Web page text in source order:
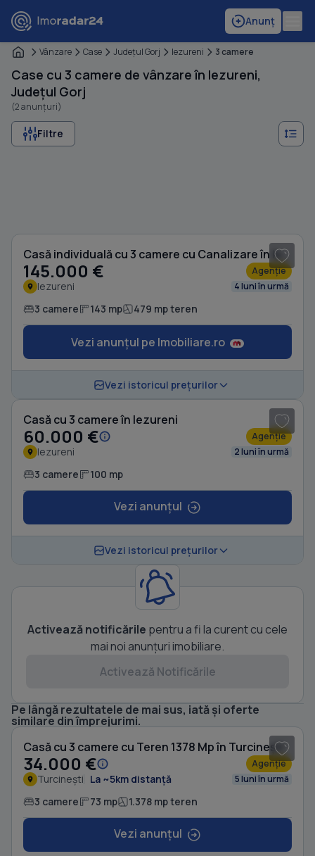
Anunț
Vânzare Case Judeţul Gorj Iezureni 3 camere
Case cu 3 camere de vânzare în Iezureni,
Județul Gorj
(2 anunțuri)
Filtre
Casă individuală cu 3 camere cu Canalizare în Iezureni
145.000 € Agenție
Iezureni 4 luni în urmă
3 camere 143 mp 479 mp teren
Vezi anunțul pe Imobiliare.ro
Vezi istoricul prețurilor
Casă cu 3 camere în Iezureni
60.000 € Agenție
Iezureni 2 luni în urmă
3 camere 100 mp
Vezi anunțul
Vezi istoricul prețurilor
Activează notificările pentru a fi la curent cu cele
mai noi anunțuri imobiliare.
Activează Notificările
Pe lângă rezultatele de mai sus, iată și oferte
similare din împrejurimi.
Casă cu 3 camere cu Teren 1378 Mp în Turcinești
34.000 € Agenție
Turcinești La ~5km distanță 5 luni în urmă
3 camere 73 mp 1.378 mp teren
Vezi anunțul